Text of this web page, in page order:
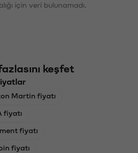
için veri bulunamadı.
keşfet
Martin fiyatı
fiyatı
fiyatı
fiyatı